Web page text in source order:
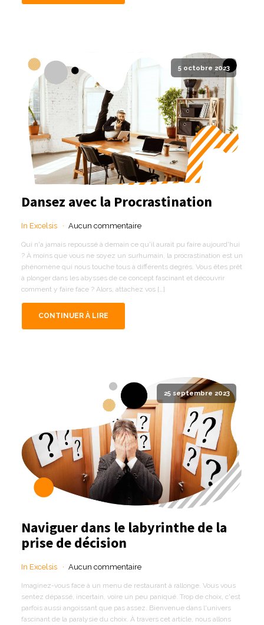
5 octobre 2023
Dansez avec la Procrastination
In Excelsis Aucun commentaire
Qui n'a jamais repoussé à demain ce qu'il aurait pu faire aujourd'hui
? À moins que vous ne soyez un surhumain, la procrastination est un
phénomène qui nous touche tous à différents degrés. Vous êtes prêt
à plonger dans les abysses de ce concept fascinant et découvrir
comment y faire face ? Alors, attachez vos […]
CONTINUER À LIRE
25 septembre 2023
Naviguer dans le labyrinthe de la
prise de décision
In Excelsis Aucun commentaire
Imaginez-vous face à un menu de restaurant à rallonge. Vous vous
sentez dépassé, incertain, voire un peu paniqué. Trop de choix, c'est
parfois aussi angoissant que pas assez. Bienvenue dans l'univers
fascinant de la paralysie du choix. À travers cet article, nous allons